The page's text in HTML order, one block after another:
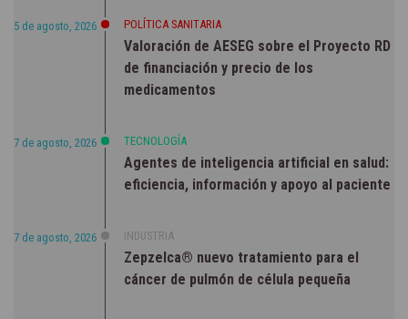
5 de agosto, 2026 POLÍTICA SANITARIA
Valoración de AESEG sobre el Proyecto RD
de financiación y precio de los
medicamentos
7 de agosto, 2026 TECNOLOGÍA
Agentes de inteligencia artificial en salud:
eficiencia, información y apoyo al paciente
7 de agosto, 2026 INDUSTRIA
Zepzelca® nuevo tratamiento para el
cáncer de pulmón de célula pequeña